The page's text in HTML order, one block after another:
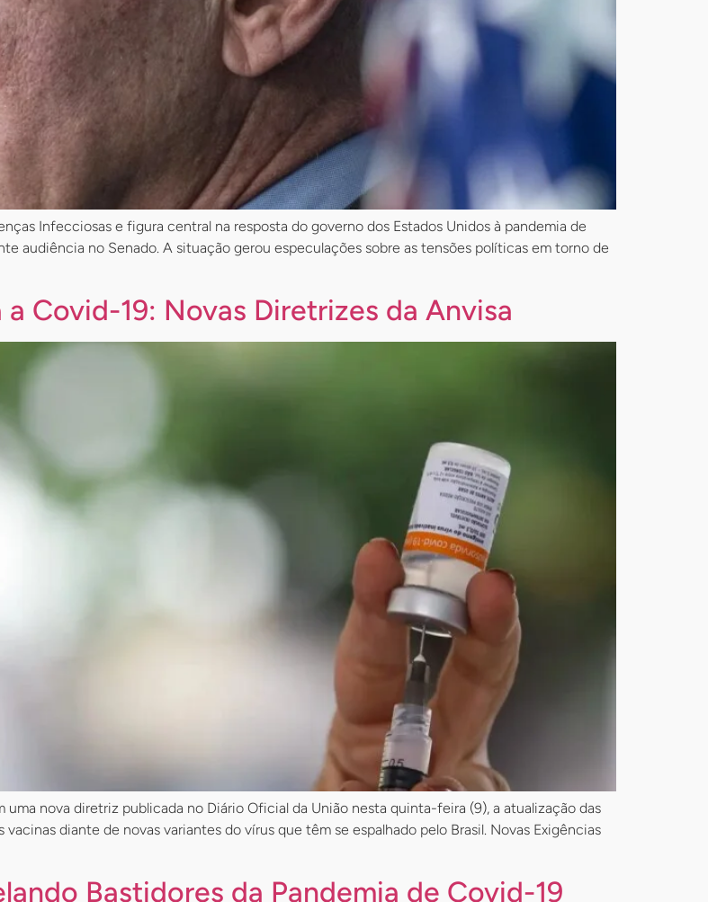
Infecciosas e figura central na resposta do governo dos Estados Unidos à pandemia de
audiência no Senado. A situação gerou especulações sobre as tensões políticas em torno de
Covid-19: Novas Diretrizes da Anvisa
nova diretriz publicada no Diário Oficial da União nesta quinta-feira (9), a atualização das
diante de novas variantes do vírus que têm se espalhado pelo Brasil. Novas Exigências
Bastidores da Pandemia de Covid-19